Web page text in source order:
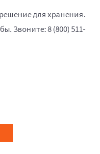
для хранения.
Звоните: 8 (800) 511-